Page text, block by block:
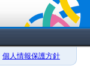
個人情報保護方針